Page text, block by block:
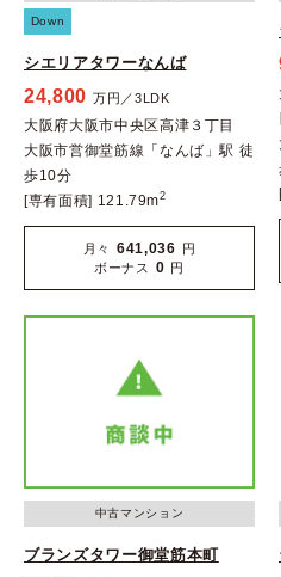
Down
シエリアタワーなんば
24,800 万円／3LDK
大阪府大阪市中央区高津３丁目
大阪市営御堂筋線「なんば」駅 徒
歩10分
[専有面積] 121.79m2
月々 641,036 円
ボーナス
0 円
中古マンション
ブランズタワー御堂筋本町